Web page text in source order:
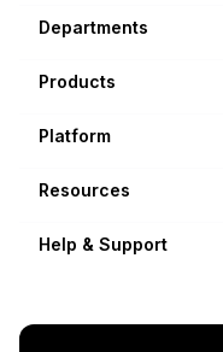
Departments
Products
Platform
Resources
Help & Support